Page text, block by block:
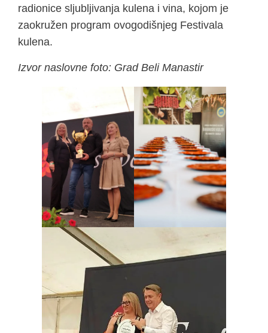
radionice sljubljivanja kulena i vina, kojom je
zaokružen program ovogodišnjeg Festivala
kulena.
Izvor naslovne foto: Grad Beli Manastir